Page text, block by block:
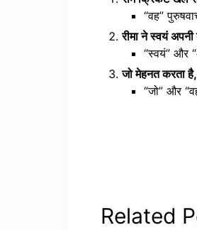
“वह”
रीमा ने स्वयं
“स्वयं” और
जो मेहनत करता
“जो” और
Related